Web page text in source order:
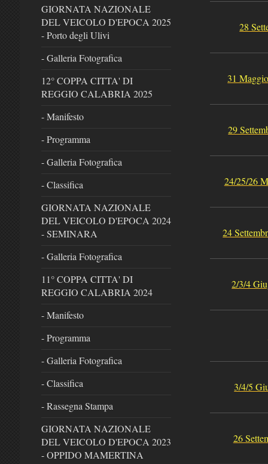
28
31
29
24/25/26
24
2/3/4
3/4/5
26
GIORNATA NAZIONALE
DEL VEICOLO D'EPOCA 2025
- Porto degli Ulivi
- Galleria Fotografica
12° COPPA CITTA' DI
REGGIO CALABRIA 2025
- Manifesto
- Programma
- Galleria Fotografica
- Classifica
GIORNATA NAZIONALE
DEL VEICOLO D'EPOCA 2024
- SEMINARA
- Galleria Fotografica
11° COPPA CITTA' DI
REGGIO CALABRIA 2024
- Manifesto
- Programma
- Galleria Fotografica
- Classifica
- Rassegna Stampa
GIORNATA NAZIONALE
DEL VEICOLO D'EPOCA 2023
- OPPIDO MAMERTINA